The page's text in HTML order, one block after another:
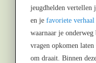
jeugdhelden vertellen
en je favoriete verhaal
waarnaar je
vragen opkomen
om draait. Binnen